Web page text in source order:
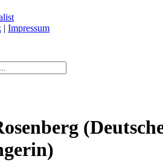
| Impressum